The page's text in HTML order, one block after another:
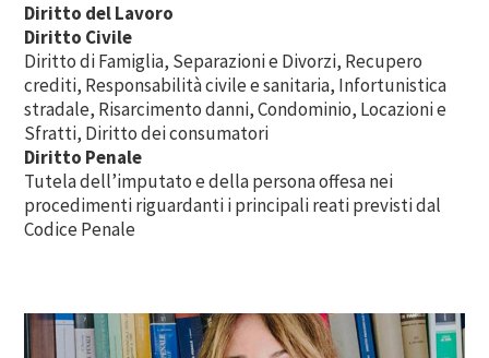
Diritto del Lavoro
Diritto Civile
Diritto di Famiglia, Separazioni e Divorzi, Recupero
crediti, Responsabilità civile e sanitaria, Infortunistica
stradale, Risarcimento danni, Condominio, Locazioni e
Sfratti, Diritto dei consumatori
Diritto Penale
Tutela dell’imputato e della persona offesa nei
procedimenti riguardanti i principali reati previsti dal
Codice Penale